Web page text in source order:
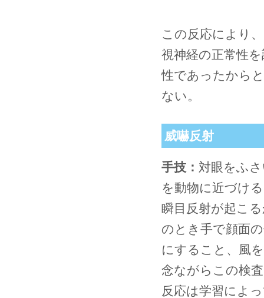
この反応により
視神経の正常性
性であったから
ない。
威嚇反射
手技： 対眼をふ
を動物に近づけ
瞬目反射が起こ
のとき手で顔面
にすること、風
念ながらこの検
反応は学習によ